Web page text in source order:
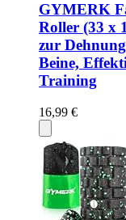
GYMERK
Roller (33 x
zur
Beine,
Training
16,99 €